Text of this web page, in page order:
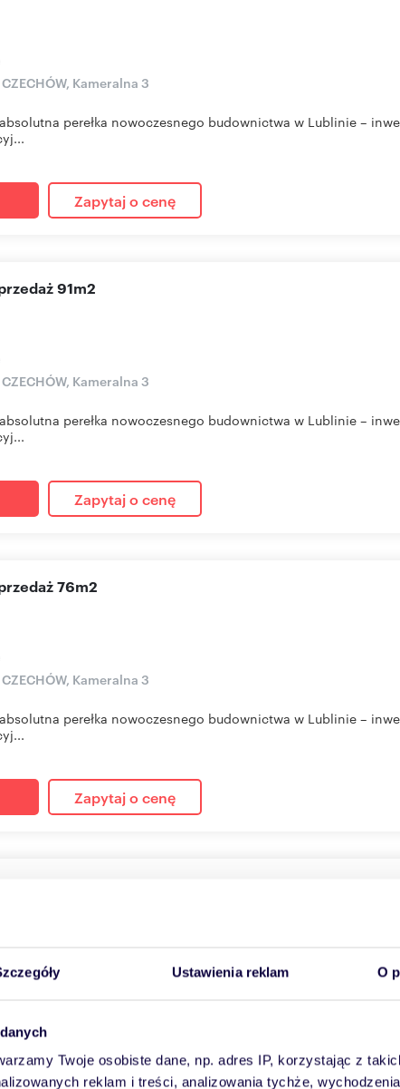
Ustawienia reklam O
Twoje osobiste dane, np. adres IP, korzystając z
reklam i treści, analizowania tychże,
Kameralna 3
perełka nowoczesnego budownictwa w Lublinie –
Zapytaj o cenę
91m2
Kameralna 3
perełka nowoczesnego budownictwa w Lublinie –
Zapytaj o cenę
76m2
Kameralna 3
perełka nowoczesnego budownictwa w Lublinie –
Zapytaj o cenę
Kameralna 3
absolutna perełka nowoczesnego budownictwa w Lublinie –